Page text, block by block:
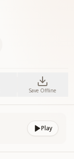
Save Offline
Play